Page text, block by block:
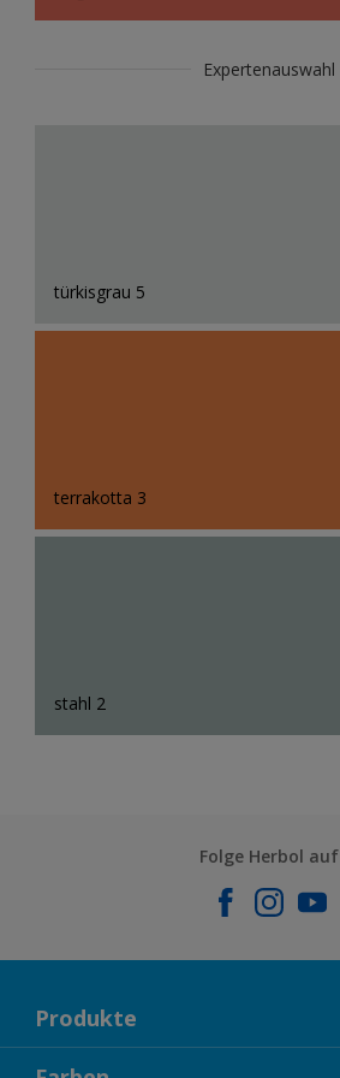
Expertenauswahl
türkisgrau 5
terrakotta 3
stahl 2
Folge Herbol auf
Produkte
FASSADENFARBEN